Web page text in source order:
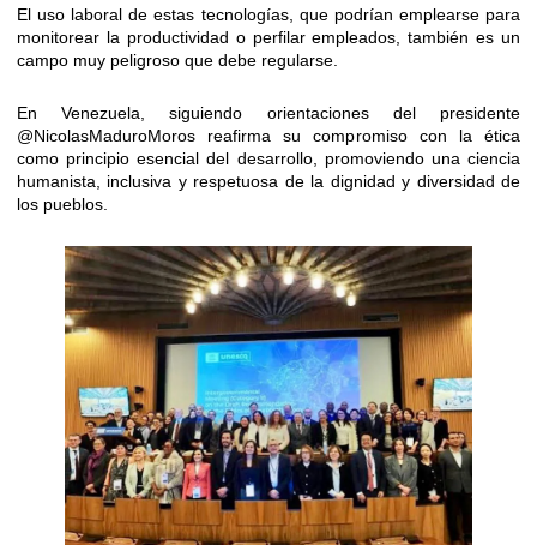
El uso laboral de estas tecnologías, que podrían emplearse para
monitorear la productividad o perfilar empleados, también es un
campo muy peligroso que debe regularse.
En Venezuela, siguiendo orientaciones del presidente
@NicolasMaduroMoros reafirma su compromiso con la ética
como principio esencial del desarrollo, promoviendo una ciencia
humanista, inclusiva y respetuosa de la dignidad y diversidad de
los pueblos.